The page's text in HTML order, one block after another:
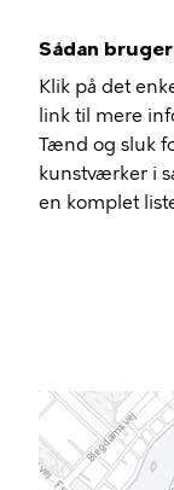
Sådan
Klik på det
link til mere
Tænd og sluk
kunstværker i
en komplet